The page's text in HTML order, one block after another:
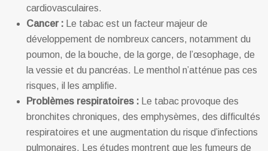
cardiovasculaires.
Cancer :
Le tabac est un facteur majeur de
développement de nombreux cancers, notamment du
poumon, de la bouche, de la gorge, de l’œsophage, de
la vessie et du pancréas. Le menthol n’atténue pas ces
risques, il les amplifie.
Problèmes respiratoires :
Le tabac provoque des
bronchites chroniques, des emphysèmes, des difficultés
respiratoires et une augmentation du risque d’infections
pulmonaires. Les études montrent que les fumeurs de